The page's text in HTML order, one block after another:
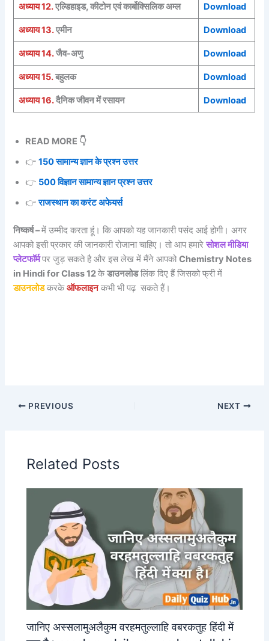
अध्याय 12.एल्डिहाइड, कीटोन एवं कार्बोक्सिलिक अम्ल Download
अध्याय 13.एमीन Download
अध्याय 14.जैव-अणु Download
अध्याय 15.बहुलक Download
अध्याय 16.दैनिक जीवन में रसायन Download
READ MORE 👇
👉150 सामान्य ज्ञान के प्रश्न उत्तर
👉 500 विज्ञान सामान्य ज्ञान प्रश्न उत्तर
👉राजस्थान का करंट अफेयर्स
निष्कर्ष –में उम्मीद करता हूं। कि आपको यह जानकारी पसंद आई होगी। अगर
आपको इसी प्रकार की जानकारी रोजाना चाहिए। तो आप हमारेसोशल मीडिया
प्लेटफॉर्मपर जुड़ सकते है और इस लेख में मैंने आपकोChemistry Notes
in Hindi for Class 12केडाउनलोडलिंक दिए हैं जिसको फ्री में
डाउनलोडकरकेऑफलाइनकभी भी पढ़ सकते हैं।
PREVIOUS NEXT
Related Posts
जानिए अस्सलामुअलैकुम वरहमतुल्लाहि वबरकतुह हिंदी में